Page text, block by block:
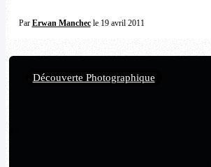
Par Erwan Manchecle 19 avril 2011
Découverte Photographique